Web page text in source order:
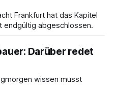
Frankfurt hat das Kapitel
endgültig abgeschlossen.
Darüber redet
wissen musst